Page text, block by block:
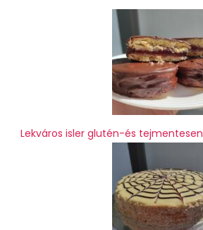
Lekváros isler glutén-és tejmentesen